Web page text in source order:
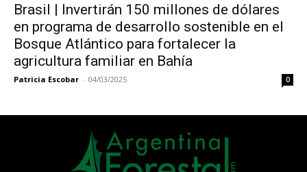
Brasil | Invertirán 150 millones de dólares
en programa de desarrollo sostenible en el
Bosque Atlántico para fortalecer la
agricultura familiar en Bahía
Patricia Escobar - 04/03/2025 0